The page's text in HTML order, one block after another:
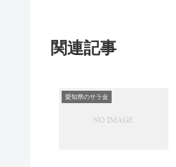
関連記事
愛知県のサラ金